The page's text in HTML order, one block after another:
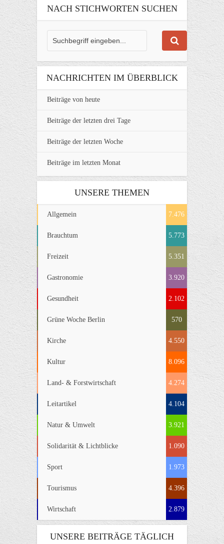
NACH STICHWORTEN SUCHEN
NACHRICHTEN IM ÜBERBLICK
Beiträge von heute
Beiträge der letzten drei Tage
Beiträge der letzten Woche
Beiträge im letzten Monat
UNSERE THEMEN
Allgemein 7.476
Brauchtum 5.773
Freizeit 5.351
Gastronomie 3.920
Gesundheit 2.102
Grüne Woche Berlin 570
Kirche 4.550
Kultur 8.096
Land- & Forstwirtschaft 4.274
Leitartikel 4.104
Natur & Umwelt 3.921
Solidarität & Lichtblicke 1.090
Sport 1.973
Tourismus 4.396
Wirtschaft 2.879
UNSERE BEITRÄGE TÄGLICH